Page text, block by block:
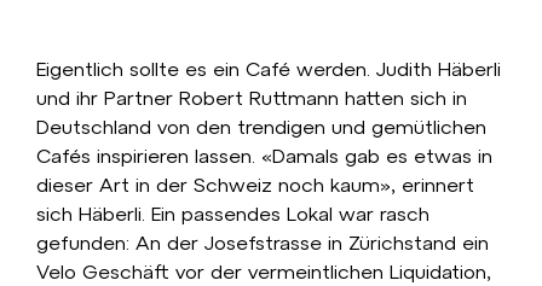
Eigentlich sollte es ein Café werden. Judith Häberli
und ihr Partner Robert Ruttmann hatten sich in
Deutschland von den trendigen und gemütlichen
Cafés inspirieren lassen. «Damals gab es etwas in
dieser Art in der Schweiz noch kaum», erinnert
sich Häberli. Ein passendes Lokal war rasch
gefunden: An der Josefstrasse in Zürichstand ein
Velo Geschäft vor der vermeintlichen Liquidation,